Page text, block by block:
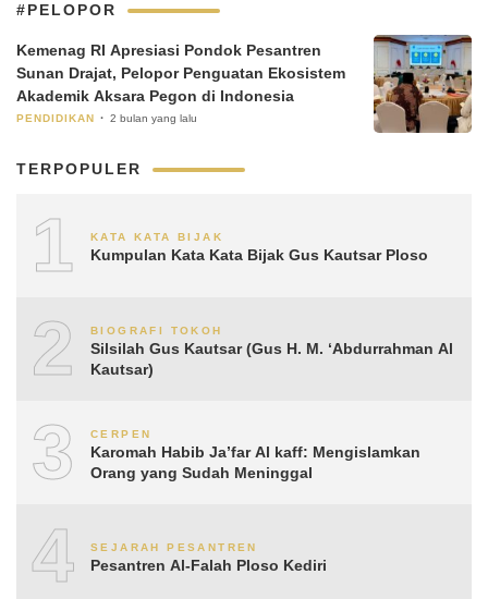
#PELOPOR
Kemenag RI Apresiasi Pondok Pesantren
Sunan Drajat, Pelopor Penguatan Ekosistem
Akademik Aksara Pegon di Indonesia
PENDIDIKAN 2 bulan yang lalu
TERPOPULER
1 KATA KATA BIJAK
Kumpulan Kata Kata Bijak Gus Kautsar Ploso
2 BIOGRAFI TOKOH
Silsilah Gus Kautsar (Gus H. M. ‘Abdurrahman Al
Kautsar)
3 CERPEN
Karomah Habib Ja’far Al kaff: Mengislamkan
Orang yang Sudah Meninggal
4 SEJARAH PESANTREN
Pesantren Al-Falah Ploso Kediri